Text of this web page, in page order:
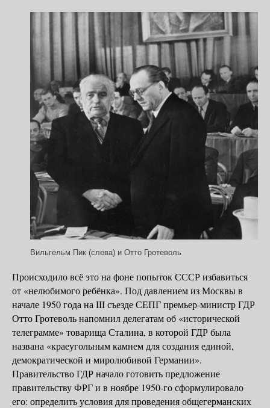
Вильгельм Пик (слева) и Отто Гротеволь
Происходило всё это на фоне попыток СССР избавиться
от «нелюбимого ребёнка». Под давлением из Москвы в
начале 1950 года на III съезде СЕПГ премьер-министр ГДР
Отто Гротеволь напомнил делегатам об «исторической
телеграмме» товарища Сталина, в которой ГДР была
названа «краеугольным камнем для создания единой,
демократической и миролюбивой Германии».
Правительство ГДР начало готовить предложение
правительству ФРГ и в ноябре 1950-го сформулировало
его: определить условия для проведения общегерманских